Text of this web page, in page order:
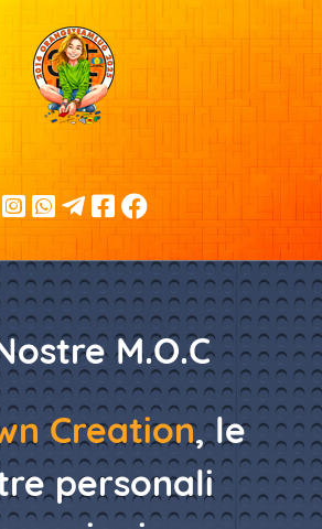
M.O.C
Creation, le
personali